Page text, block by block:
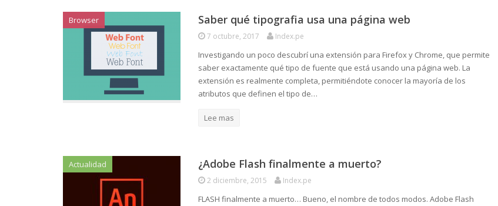
Browser Saber qué tipografia usa una página web
7 octubre, 2017 Index.pe
Investigando un poco descubrí una extensión para Firefox y Chrome, que permite
saber exactamente qué tipo de fuente que está usando una página web. La
extensión es realmente completa, permitiéndote conocer la mayoría de los
atributos que definen el tipo de…
Lee mas
Actualidad ¿Adobe Flash finalmente a muerto?
2 diciembre, 2015 Index.pe
FLASH finalmente a muerto… Bueno, el nombre de todos modos. Adobe Flash